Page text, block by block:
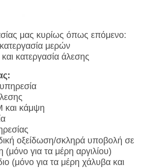
μας κυρίως όπως επόμενο:
μερών
κατεργασία άλεσης
και κάμψη
οξείδωση/σκληρά υποβολή σε
(μόνο για τα μέρη αργιλίου)
(μόνο για τα μέρη χάλυβα και